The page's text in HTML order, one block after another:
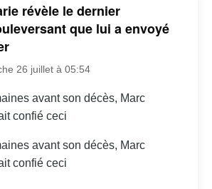
révèle le dernier
que lui a envoyé
26 juillet à 05:54
avant son décès, Marc
confié ceci
avant son décès, Marc
confié ceci